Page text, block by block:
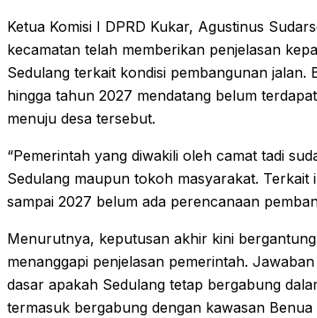
Ketua Komisi I DPRD Kukar, Agustinus
kecamatan telah memberikan penjelasan
Sedulang terkait kondisi pembangunan jalan.
hingga tahun 2027 mendatang belum
menuju desa tersebut.
“Pemerintah yang diwakili oleh camat tadi
Sedulang maupun tokoh masyarakat.
sampai 2027 belum ada perencanaan
Menurutnya, keputusan akhir kini
menanggapi penjelasan pemerintah.
dasar apakah Sedulang tetap bergabung
termasuk bergabung dengan kawasan